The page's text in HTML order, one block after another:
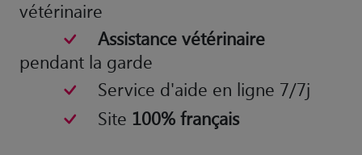
vétérinaire
Assistance vétérinaire
pendant la garde
Service d'aide en ligne 7/7j
Site 100% français